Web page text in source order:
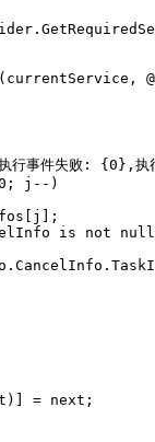
事件失败:
j--)
is not
= next;